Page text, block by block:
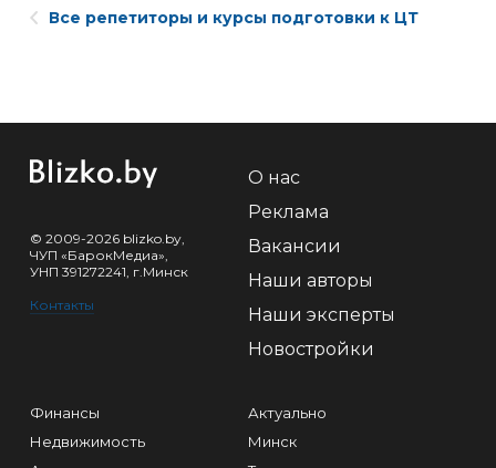
Все репетиторы и курсы подготовки к ЦТ
© 2009-2026 blizko.by,
ЧУП «БарокМедиа»,
УНП 391272241, г.Минск
Контакты
О нас
Реклама
Вакансии
Наши авторы
Наши эксперты
Новостройки
Финансы
Недвижимость
Актуально
Минск